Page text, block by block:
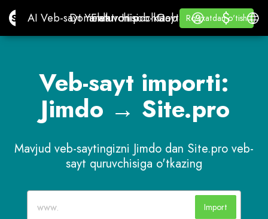
Site.proAI Veb-sayt Yaratuvchisi
AI Veb-sayt Yaratuvchisi
Domenlar
Domenlar
Elektron pochta
Elektron pochta
Hisob-kitob dasturi
Hisob-kitob dasturi
Qayta sotuvchilar
Qayta sotuvchilar uchun
OQ YORLIQ
O'rganing
O'rganing
Ro'yxatdan o'tish
Ro'yxatdan o'tish
Kirish $
$
Veb-sayt importi:
Jimdo → Site.pro
Mavjud veb-saytingizni Jimdo dan Site.pro veb-
sayt quruvchisiga o'tkazing
Import